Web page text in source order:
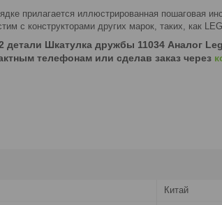
прилагается иллюстрированная пошаговая
с конструкторами других марок, таких, как
детали Шкатулка дружбы 11034 Аналог
телефонам или сделав заказ через
Китай